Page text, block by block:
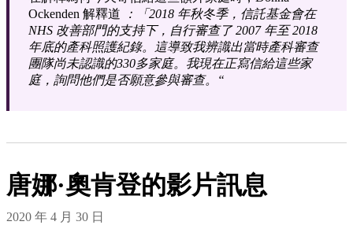
Ockenden 解釋道
：「2018 年秋冬季，信託基金會在
NHS 改善部門的支持下，自行審查了 2007 年至 2018
年底的產科照護紀錄。這導致我辨識出當時產科審查
團隊尚未認識的330多家庭。我現在正寫信給這些家
庭，詢問他們是否願意參與審查。“
唐娜·奧肯登的影片訊息
2020 年 4 月 30 日